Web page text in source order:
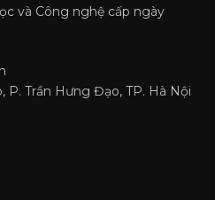
và Công nghệ cấp ngày
P. Trần Hưng Đạo, TP. Hà Nội